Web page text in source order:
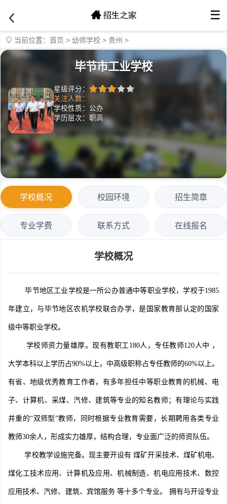
☰
当前位置： 首页 > 幼师学校 > 贵州 >
毕节市工业学校
星级评分：
关注人数：
学校性质：公办
学历层次：职高
学校概况 校园环境 招生简章
专业学费 联系方式 在线报名
学校概况
毕节地区工业学校是一所公办普通中等职业学校，学校于1985
年建立，与毕节地区农机学校联合办学，是国家教育部认定的国家
级中等职业学校。
学校师资力量雄厚。现有教职工180人，专任教师120人中 ，
大学本科以上学历占90%以上，中高级职称占专任教师的60%以上。
有省、地级优秀教育工作者，有多年担任中等职业教育的机械、电
子、计算机、采煤、汽修、建筑等专业的知名教师；有理论与实践
并重的“双师型”教师，同时根据专业教育需要，长期聘用各类专业
教师30余人，形成实力雄厚，结构合理，专业面广泛的师资队伍。
学校教学设施完备。现主要开设有 煤矿开采技术、煤矿机电、
煤化工技术应用、计算机及应用、机械制造、机电应用技术、数控
应用技术、汽修、建筑、宾馆服务 等十多个专业。 拥有与开设专业